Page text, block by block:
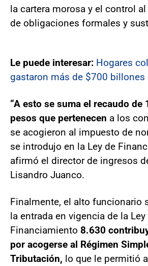
la cartera morosa y el control
de obligaciones formales y
Le puede interesar: Hogares
gastaron más de $700 billones
“A esto se suma el recaudo de
pesos que pertenecen a los
se acogieron al impuesto de
se introdujo en la Ley de
afirmó el director de ingresos
Lisandro Juanco.
Finalmente, el alto funcionario
la entrada en vigencia de la Ley
Financiamiento 8.630
por acogerse al Régimen
Tributación, lo que le permitió